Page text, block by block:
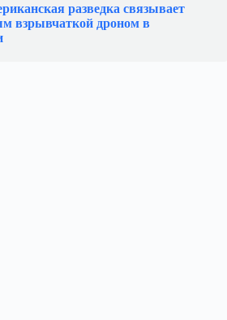
разведка связывает
взрывчаткой дроном в